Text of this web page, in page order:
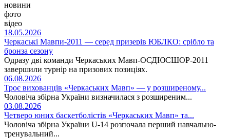
новини
фото
відео
18.05.2026
Черкаські Мавпи-2011 — серед призерів ЮБЛКО: срібло та
бронза сезону
Одразу дві команди Черкаських Мавп-ОСДЮСШОР-2011
завершили турнір на призових позиціях.
06.08.2026
Троє вихованців «Черкаських Мавп» — у розширеному...
Чоловіча збірна України визначилася з розширеним...
03.08.2026
Четверо юних баскетболістів «Черкаських Мавп» та...
Чоловіча збірна України U-14 розпочала перший навчально-
тренувальний...